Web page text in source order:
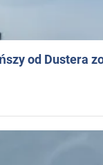
od Dustera